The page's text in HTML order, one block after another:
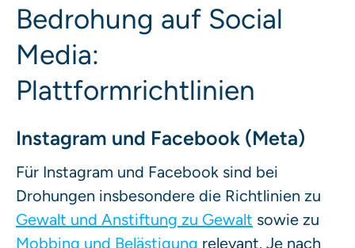
Bedrohung auf Social
Media:
Plattformrichtlinien
Instagram und Facebook (Meta)
Für Instagram und Facebook sind bei
Drohungen insbesondere die Richtlinien zu
Gewalt und Anstiftung zu Gewalt sowie zu
Mobbing und Belästigung relevant. Je nach